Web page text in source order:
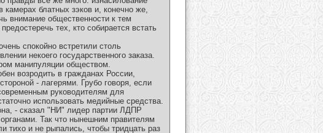
камерах блатных зэков и, конечно же,
внимание общественности к тем
тех, кто собирается встать
спокойно встретили столь
некоего государственного заказа.
манипуляции обществом.
возродить в гражданах России,
- лагерями. Грубо говоря, если
руководителям для
использовать медийные средства.
- сказал "НИ" лидер партии ЛДПР
Так что нынешним правителям
тихо и не рыпались, чтобы тридцать раз